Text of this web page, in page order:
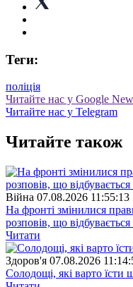
Теги:
поліція
Читайте нас у Google
Читайте нас у Telegram
Читайте також
Війна 07.08.2026 11:55:13
На фронті змінилися
розповів, що
Читати
Здоров'я 07.08.2026
Солодощі, які варто їсти